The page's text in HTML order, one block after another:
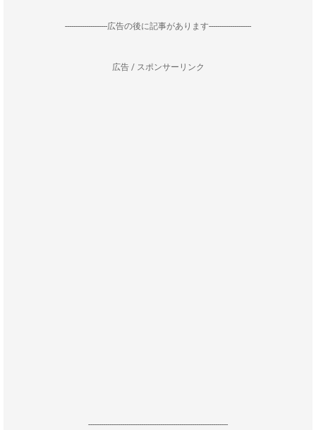
--------------------広告の後に記事があります--------------------
広告 / スポンサーリンク
------------------------------------------------------------------